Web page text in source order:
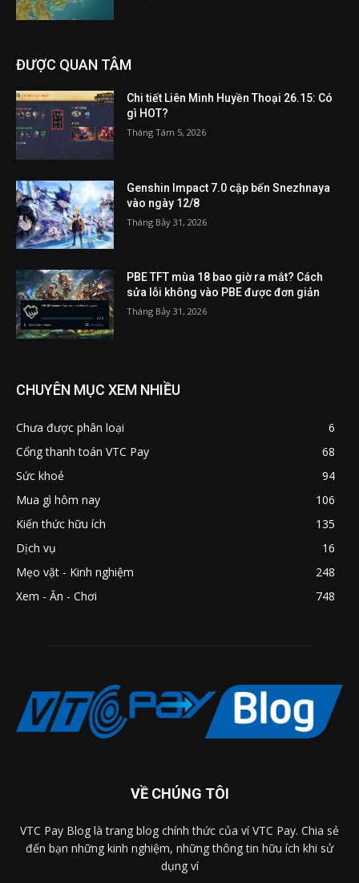
ĐƯỢC QUAN TÂM
Chi tiết Liên Minh Huyền Thoại 26.15: Có
gì HOT?
Tháng Tám 5, 2026
Genshin Impact 7.0 cập bến Snezhnaya
vào ngày 12/8
Tháng Bảy 31, 2026
PBE TFT mùa 18 bao giờ ra mắt? Cách
sửa lỗi không vào PBE được đơn giản
Tháng Bảy 31, 2026
CHUYÊN MỤC XEM NHIỀU
Chưa được phân loại
6
Cổng thanh toán VTC Pay
68
Sức khoẻ
94
Mua gì hôm nay
106
Kiến thức hữu ích
135
Dịch vụ
16
Mẹo vặt - Kinh nghiệm
248
Xem - Ăn - Chơi
748
VỀ CHÚNG TÔI
VTC Pay Blog là trang blog chính thức của ví VTC Pay. Chia sẻ
đến bạn những kinh nghiệm, những thông tin hữu ích khi sử
dụng ví